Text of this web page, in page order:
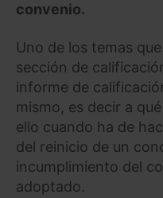
convenio.
Uno de los temas
sección de
informe de
mismo, es decir a
ello cuando ha de
del reinicio de un
incumplimiento del
adoptado.